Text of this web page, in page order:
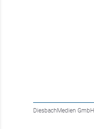
DiesbachMedien GmbH